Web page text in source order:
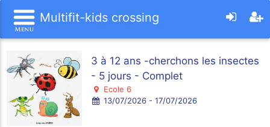
Multifit-kids crossing
3 à 12 ans -cherchons les insectes
- 5 jours - Complet
Ecole 6
13/07/2026 - 17/07/2026